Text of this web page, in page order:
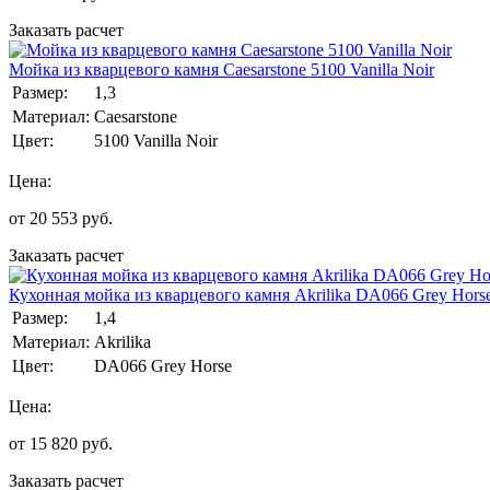
Заказать расчет
Мойка из кварцевого камня Caesarstone 5100 Vanilla Noir
Размер:
1,3
Материал: Caesarstone
Цвет:
5100 Vanilla Noir
Цена:
от 20 553 руб.
Заказать расчет
Кухонная мойка из кварцевого камня Akrilika DA066 Grey
Размер:
1,4
Материал: Akrilika
Цвет:
DA066 Grey Horse
Цена:
от 15 820 руб.
Заказать расчет